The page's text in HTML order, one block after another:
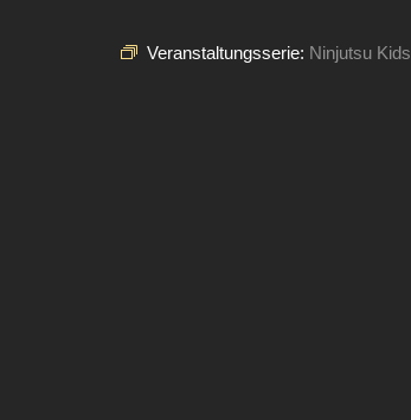
Veranstaltungsserie: Ninjutsu Kids